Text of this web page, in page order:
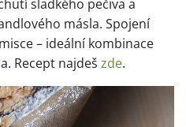
sladkého pečiva a
másla. Spojení
– ideální kombinace
Recept najdeš zde.